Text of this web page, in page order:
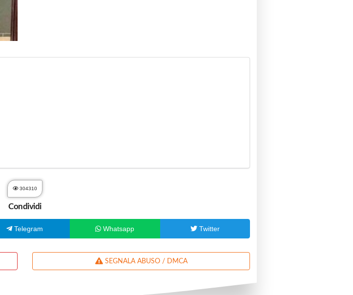
304310
Condividi
Telegram Whatsapp Twitter
SEGNALA ABUSO / DMCA